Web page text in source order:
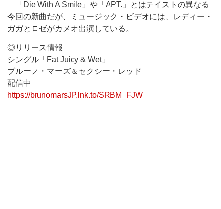
「Die With A Smile」や「APT.」とはテイストの異なる
今回の新曲だが、ミュージック・ビデオには、レディー・
ガガとロゼがカメオ出演している。
◎リリース情報
シングル「Fat Juicy & Wet」
ブルーノ・マーズ＆セクシー・レッド
配信中
https://brunomarsJP.lnk.to/SRBM_FJW